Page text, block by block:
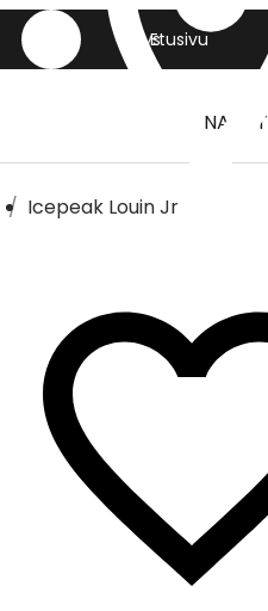
Etusivu
Yritys
NAISET
Icepeak Louin Jr